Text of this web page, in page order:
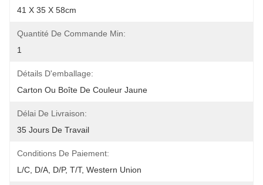
41 X 35 X 58cm
Quantité De Commande Min:
1
Détails D'emballage:
Carton Ou Boîte De Couleur Jaune
Délai De Livraison:
35 Jours De Travail
Conditions De Paiement:
L/C, D/A, D/P, T/T, Western Union